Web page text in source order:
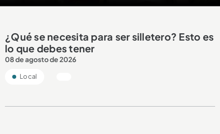
¿Qué se necesita para ser silletero? Esto es
lo que debes tener
08 de agosto de 2026
Local